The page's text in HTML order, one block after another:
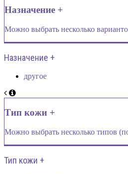
Назначение +
Можно выбрать несколько
Назначение +
другое
Тип кожи +
Можно выбрать несколько типов
Тип кожи +